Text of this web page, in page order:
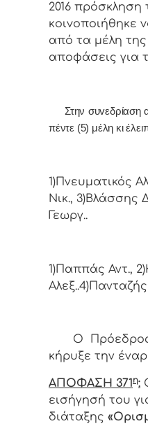
2016
κoιvoπoιήθηκε
από τα μέλη
απoφάσεις για
Στην συvεδρίαση
πέντε (5) μέλη κι
1)Πνευματικός
Νικ., 3)Βλάσσης
Γεωργ..
1)Παππάς Αντ.,
Ο Πρόεδρος
κήρυξε την
ΑΠΟΦΑΣΗ 371η:
εισήγησή του
διάταξης «